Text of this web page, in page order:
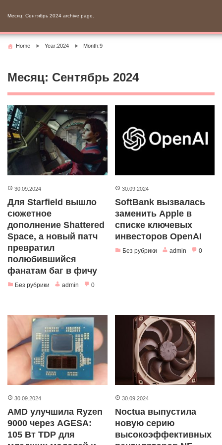
Месяц: Сентябрь 2024 archive page.
Home Year:2024 Month:9
Месяц: Сентябрь 2024
30.09.2024
Для Starfield вышло
сюжетное
дополнение Shattered
Space, а новый патч
превратил
полюбившийся
фанатам баг в фичу
Без рубрики admin 0
30.09.2024
SoftBank вызвалась
заменить Apple в
списке ключевых
инвесторов OpenAI
Без рубрики admin 0
30.09.2024
AMD улучшила Ryzen
9000 через AGESA:
105 Вт TDP для
30.09.2024
Noctua выпустила
новую серию
высокоэффективных